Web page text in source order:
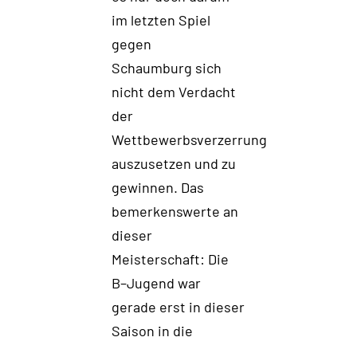
im letzten Spiel
gegen
Schaumburg sich
nicht dem Verdacht
der
Wettbewerbsverzerrung
auszusetzen und zu
gewinnen. Das
bemerkenswerte an
dieser
Meisterschaft: Die
B–Jugend war
gerade erst in dieser
Saison in die